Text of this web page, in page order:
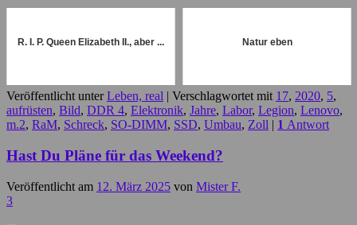
R. I. P. Queen Elizabeth II., aber ... Natur eben
Veröffentlicht unter Leben, real | Verschlagwortet mit 17, 2020, 5,
aufrüsten, Bild, DDR 4, Elektronik, Jahre, Labor, Legion, Lenovo,
m.2, RaM, Schreck, SO-DIMM, SSD, Umbau, Zoll | 1 Antwort
Hast Du Pläne für das Weekend?
Veröffentlicht am 12. März 2025 von Mister F.
3